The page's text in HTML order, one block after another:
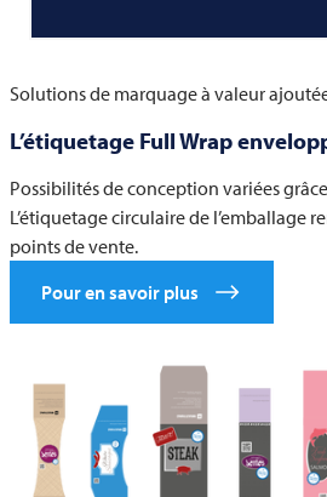
Solutions de marquage à valeur
L’étiquetage Full Wrap
Possibilités de conception variées
L’étiquetage circulaire de l’emballage
points de vente.
Pour en savoir plus